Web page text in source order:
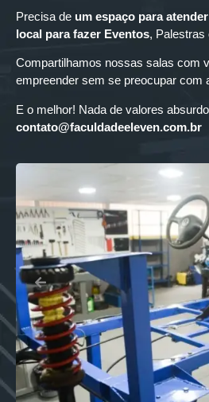
Precisa de um espaço para
local para fazer Eventos, Palestras
Compartilhamos nossas salas com
empreender sem se preocupar com
E o melhor! Nada de valores
contato@faculdadeeleven.com.br